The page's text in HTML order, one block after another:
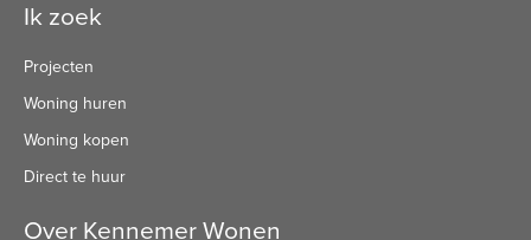
Ik zoek
Projecten
Woning huren
Woning kopen
Direct te huur
Over Kennemer Wonen